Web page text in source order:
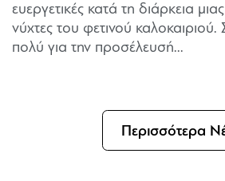
ευεργετικές κατά τη διάρκεια
νύχτες του φετινού
πολύ για την προσέλευσή...
Περισσότερα